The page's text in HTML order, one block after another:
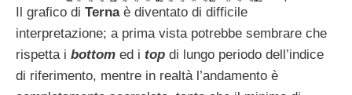
Il grafico di Terna è diventato di difficile
interpretazione; a prima vista potrebbe sembrare che
rispetta i bottom ed i top di lungo periodo dell’indice
di riferimento, mentre in realtà l’andamento è